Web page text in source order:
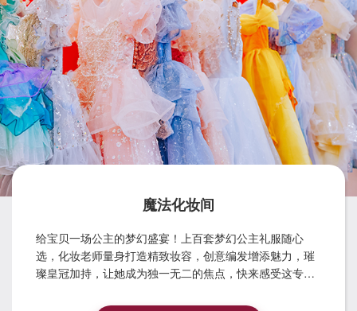
魔法化妆间
给宝贝一场公主的梦幻盛宴！上百套梦幻公主礼服随心
选，化妆老师量身打造精致妆容，创意编发增添魅力，璀
璨皇冠加持，让她成为独一无二的焦点，快来感受这专属